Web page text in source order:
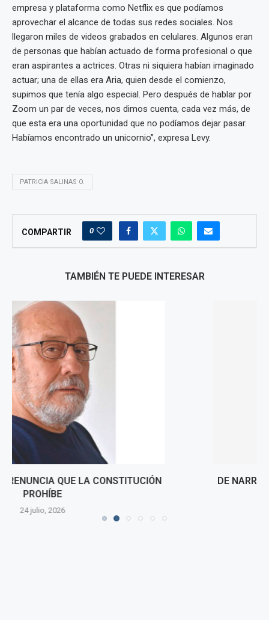
empresa y plataforma como Netflix es que podíamos
aprovechar el alcance de todas sus redes sociales. Nos
llegaron miles de videos grabados en celulares. Algunos eran
de personas que habían actuado de forma profesional o que
eran aspirantes a actrices. Otras ni siquiera habían imaginado
actuar; una de ellas era Aria, quien desde el comienzo,
supimos que tenía algo especial. Pero después de hablar por
Zoom un par de veces, nos dimos cuenta, cada vez más, de
que esta era una oportunidad que no podíamos dejar pasar.
Habíamos encontrado un unicornio”, expresa Levy.
PATRICIA SALINAS O.
COMPARTIR 0
TAMBIÉN TE PUEDE INTERESAR
DE NARRADORES A HINCHAS POR PATRICIA SALINAS